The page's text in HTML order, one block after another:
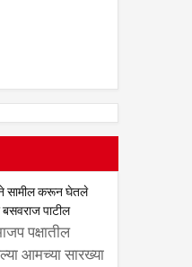
सामील करून घेतले
पाटील
पक्षातील
आमच्या सारख्या